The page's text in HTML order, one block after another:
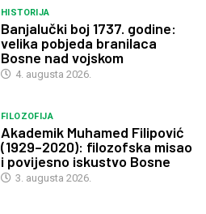
HISTORIJA
Banjalučki boj 1737. godine:
velika pobjeda branilaca
Bosne nad vojskom
4. augusta 2026.
FILOZOFIJA
Akademik Muhamed Filipović
(1929–2020): filozofska misao
i povijesno iskustvo Bosne
3. augusta 2026.